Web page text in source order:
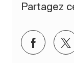
Partagez